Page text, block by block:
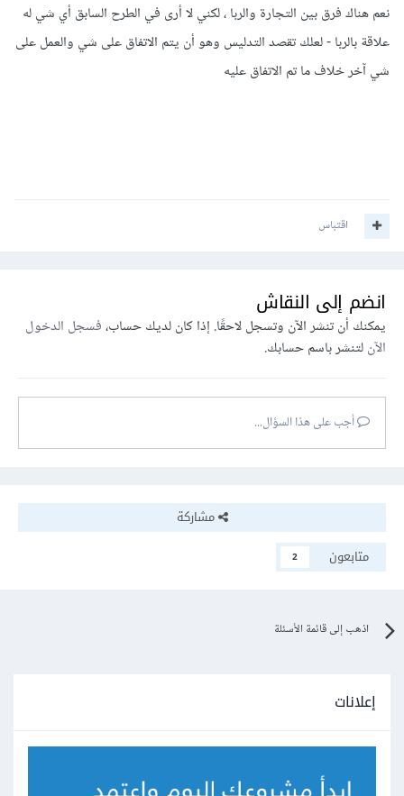
نعم هناك فرق بين التجارة والربا ، لكني لا أرى في الطرح السابق أي شي له
علاقة بالربا - لعلك تقصد التدليس وهو أن يتم الاتفاق على شي والعمل على
شي آخر خلاف ما تم الاتفاق عليه
اقتباس
انضم إلى النقاش
يمكنك أن تنشر الآن وتسجل لاحقًا. إذا كان لديك حساب،فسجل الدخول
الآنلتنشر باسم حسابك.
أجب على هذا السؤال...
مشاركة
متابعون
2
اذهب إلى قائمة الأسئلة
إعلانات